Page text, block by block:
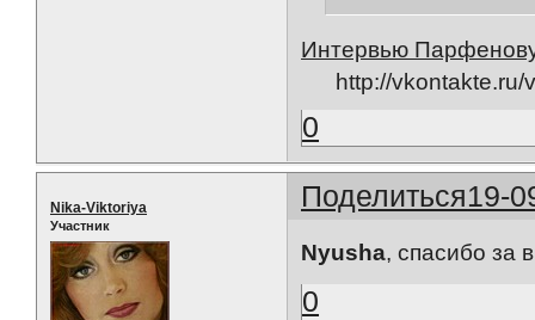
Интервью
http://
0
Поделиться19-
Nika-Viktoriya
Участник
Nyusha, спасибо за
0